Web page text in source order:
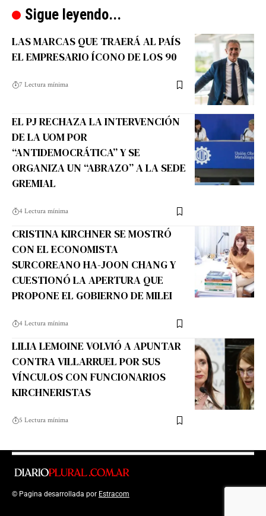
Sigue leyendo...
LAS MARCAS QUE TRAERÁ AL PAÍS
EL EMPRESARIO ÍCONO DE LOS 90
7 Lectura mínima
EL PJ RECHAZA LA INTERVENCIÓN
DE LA UOM POR
“ANTIDEMOCRÁTICA” Y SE
ORGANIZA UN “ABRAZO” A LA SEDE
GREMIAL
4 Lectura mínima
CRISTINA KIRCHNER SE MOSTRÓ
CON EL ECONOMISTA
SURCOREANO HA-JOON CHANG Y
CUESTIONÓ LA APERTURA QUE
PROPONE EL GOBIERNO DE MILEI
4 Lectura mínima
LILIA LEMOINE VOLVIÓ A APUNTAR
CONTRA VILLARRUEL POR SUS
VÍNCULOS CON FUNCIONARIOS
KIRCHNERISTAS
5 Lectura mínima
© Pagina desarrollada por Estracom